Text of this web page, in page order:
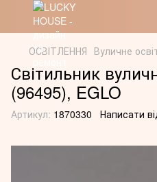
ОСВІТЛЕННЯ Вуличне
Світильник
(96495), EGLO
Артикул: 1870330 Написати